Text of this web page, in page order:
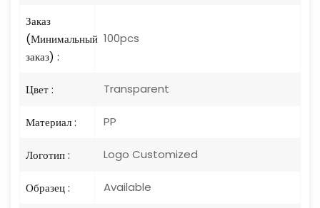
Заказ
(Минимальный
заказ) :
100pcs
Цвет : Transparent
Материал : PP
Логотип : Logo Customized
Образец : Available